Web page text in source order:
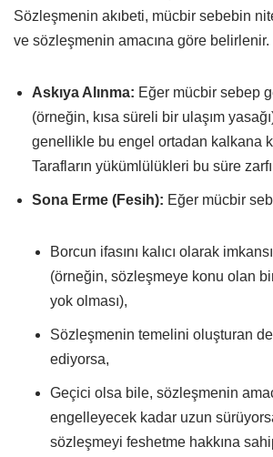
Sözleşmenin akıbeti, mücbir sebebin
ve sözleşmenin amacına göre belirlenir.
Askıya Alınma: Eğer mücbir sebep
(örneğin, kısa süreli bir ulaşım
genellikle bu engel ortadan kalkana
Tarafların yükümlülükleri bu süre
Sona Erme (Fesih): Eğer mücbir
Borcun ifasını kalıcı olarak
(örneğin, sözleşmeye konu olan
yok olması),
Sözleşmenin temelini oluşturan
ediyorsa,
Geçici olsa bile, sözleşmenin
engelleyecek kadar uzun
sözleşmeyi feshetme hakkına